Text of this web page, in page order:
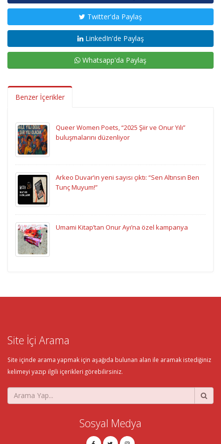
Twitter'da Paylaş
LinkedIn'de Paylaş
Whatsapp'da Paylaş
Benzer İçerikler
Queer Women Poets, “2025 Şiir ve Onur Yılı”
buluşmalarını düzenliyor
Arkeo Duvar’ın yeni sayısı çıktı: “Sen Altınsın Ben
Tunç Muyum!”
Umami Kitap’tan Onur Ayı’na özel kampanya
Site İçi Arama
Site içinde arama yapmak için aşağıda bulunan alan ile aramak istediğiniz
kelimeyi yazıp ilgili içerikleri görebilirsiniz.
Sosyal Medya